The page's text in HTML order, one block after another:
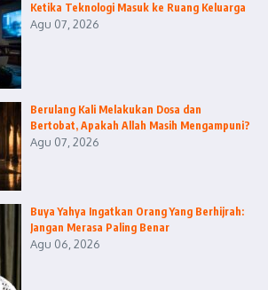
Ketika Teknologi Masuk ke Ruang Keluarga
Agu 07, 2026
Berulang Kali Melakukan Dosa dan
Bertobat, Apakah Allah Masih Mengampuni?
Agu 07, 2026
Buya Yahya Ingatkan Orang Yang Berhijrah:
Jangan Merasa Paling Benar
Agu 06, 2026